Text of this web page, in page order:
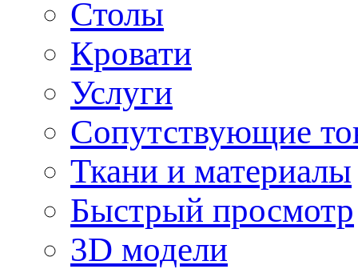
Столы
Кровати
Услуги
Сопутствующие
Ткани и материалы
Быстрый просмотр
3D модели